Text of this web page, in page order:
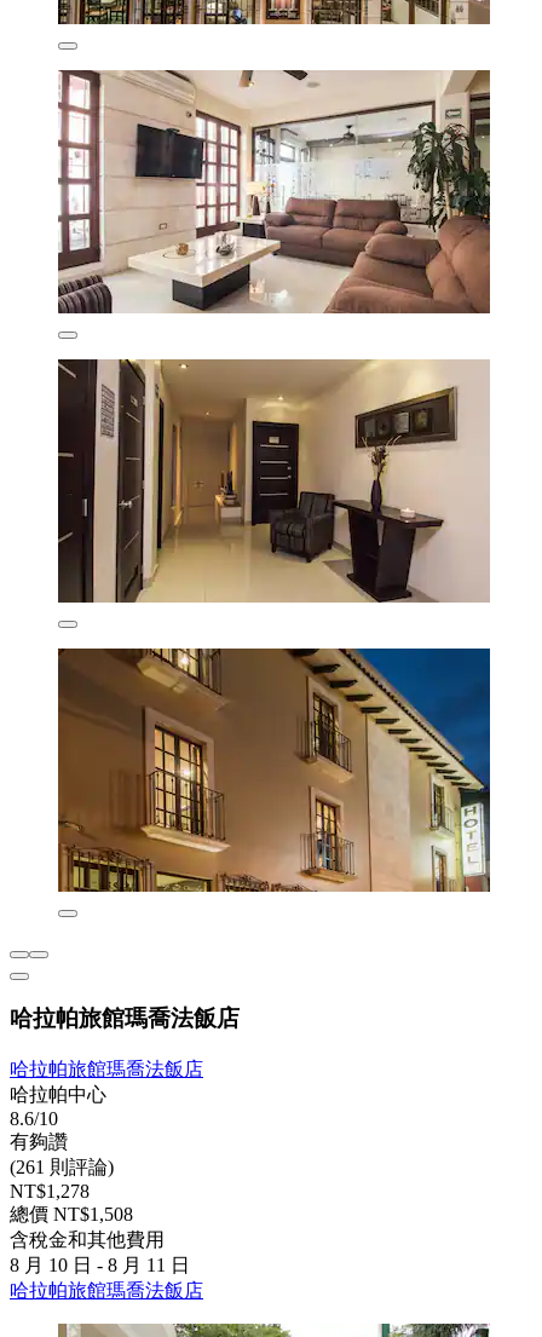
哈拉帕旅館瑪喬法飯店
哈拉帕旅館瑪喬法飯店
哈拉帕中心
8.6/10
有夠讚
(261 則評論)
NT$1,278
總價 NT$1,508
含稅金和其他費用
8 月 10 日 - 8 月 11 日
哈拉帕旅館瑪喬法飯店